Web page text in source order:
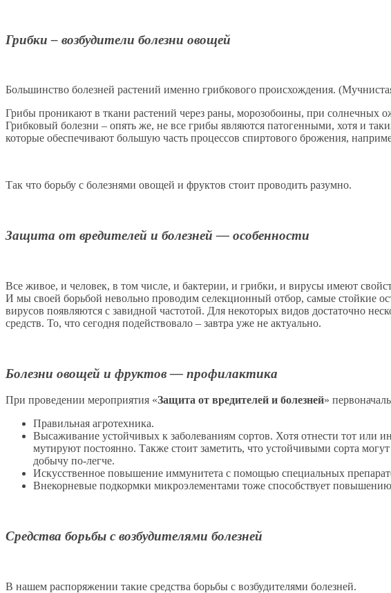
Грибки – возбудители болезни овощей
Большинство болезней растений именно грибкового происхождения.
Грибы проникают в ткани растений через раны, морозобоины, при солнечных
Грибковый болезни – опять же, не все грибы являются патогенными, хотя и
которые обеспечивают большую часть процессов спиртового брожения,
Так что борьбу с болезнями овощей и фруктов стоит проводить разумно.
Защита от вредителей и болезней — особенности
Все живое, и человек, в том числе, и бактерии, и грибки, и вирусы имеют
И мы своей борьбой невольно проводим селекционный отбор, самые стойкие
вирусов появляются с завидной частотой. Для некоторых видов достаточно
средств. То, что сегодня подействовало – завтра уже не актуально.
Болезни овощей и фруктов — профилактика
При проведении мероприятия «Защита от вредителей и болезней»
Правильная агротехника.
Высаживание устойчивых к заболеваниям сортов. Хотя отнести тот или
мутируют постоянно. Также стоит заметить, что устойчивыми сорта
добычу по-легче.
Искусственное повышение иммунитета с помощью специальных
Внекорневые подкормки микроэлементами тоже способствует
Средства борьбы с возбудителями болезней
В нашем распоряжении такие средства борьбы с возбудителями болезней.